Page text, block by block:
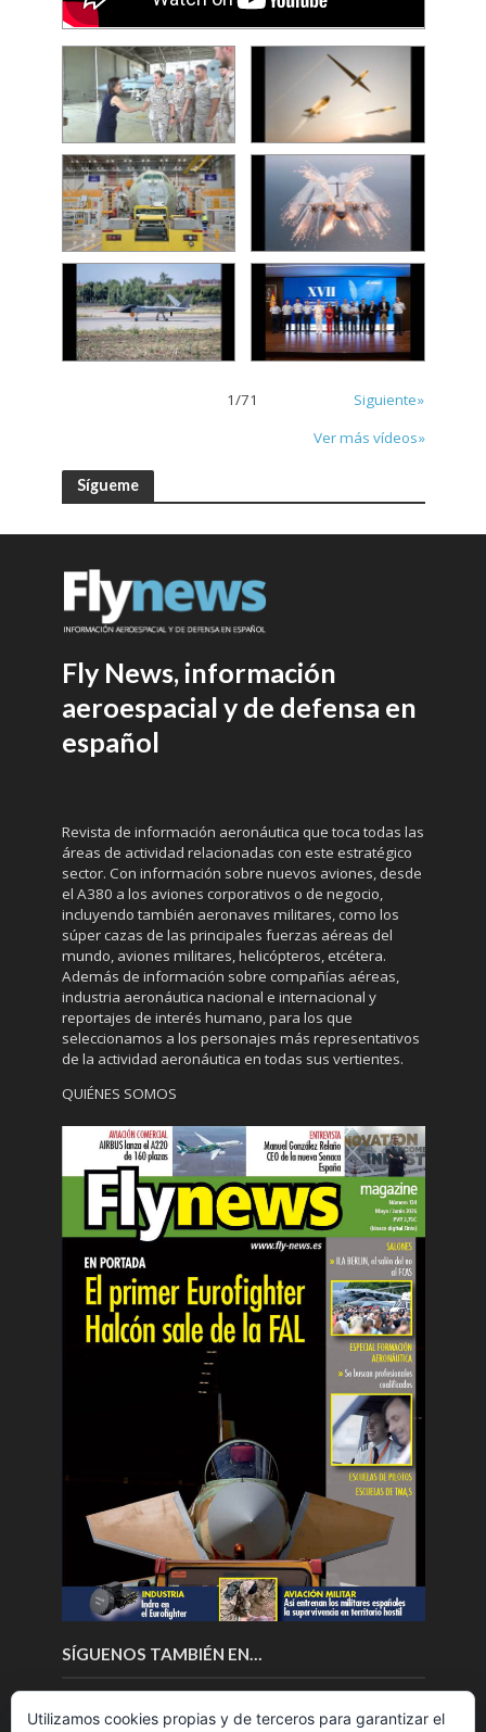
1/71
Siguiente»
Ver más vídeos»
Sígueme
Fly News, información
aeroespacial y de defensa en
español
Revista de información aeronáutica que toca todas las
áreas de actividad relacionadas con este estratégico
sector. Con información sobre nuevos aviones, desde
el A380 a los aviones corporativos o de negocio,
incluyendo también aeronaves militares, como los
súper cazas de las principales fuerzas aéreas del
mundo, aviones militares, helicópteros, etcétera.
Además de información sobre compañías aéreas,
industria aeronáutica nacional e internacional y
reportajes de interés humano, para los que
seleccionamos a los personajes más representativos
de la actividad aeronáutica en todas sus vertientes.
QUIÉNES SOMOS
SÍGUENOS TAMBIÉN EN…
Utilizamos cookies propias y de terceros para garantizar el